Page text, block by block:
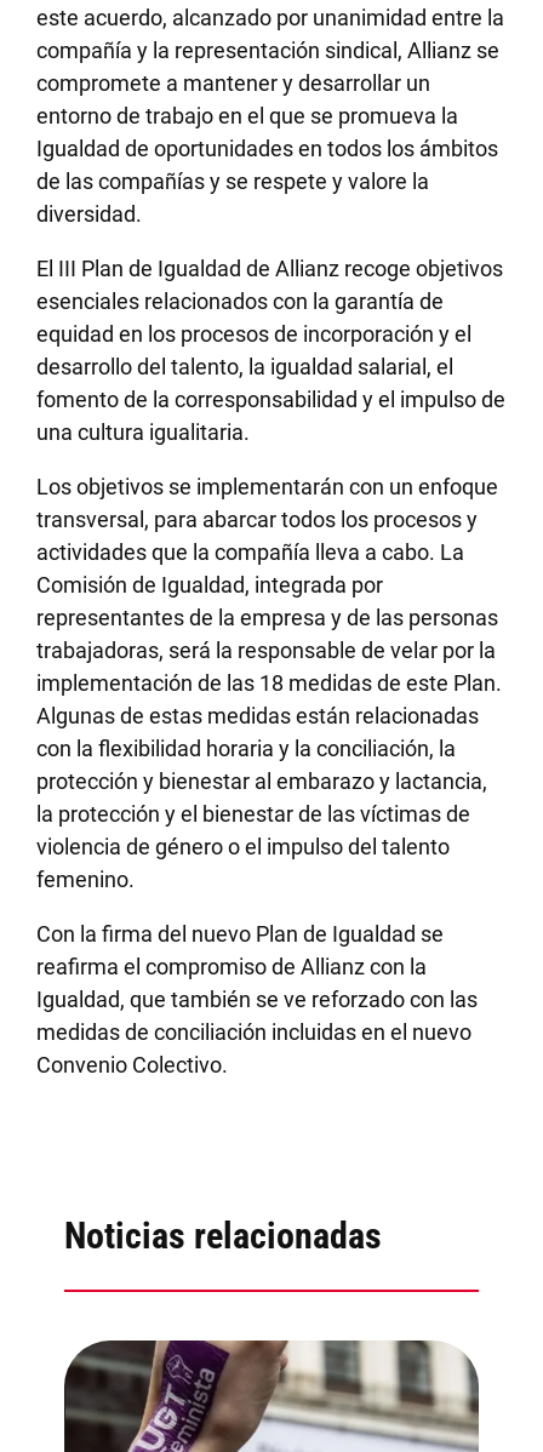
este acuerdo, alcanzado por unanimidad entre la
compañía y la representación sindical, Allianz se
compromete a mantener y desarrollar un
entorno de trabajo en el que se promueva la
Igualdad de oportunidades en todos los ámbitos
de las compañías y se respete y valore la
diversidad.
El III Plan de Igualdad de Allianz recoge objetivos
esenciales relacionados con la garantía de
equidad en los procesos de incorporación y el
desarrollo del talento, la igualdad salarial, el
fomento de la corresponsabilidad y el impulso de
una cultura igualitaria.
Los objetivos se implementarán con un enfoque
transversal, para abarcar todos los procesos y
actividades que la compañía lleva a cabo. La
Comisión de Igualdad, integrada por
representantes de la empresa y de las personas
trabajadoras, será la responsable de velar por la
implementación de las 18 medidas de este Plan.
Algunas de estas medidas están relacionadas
con la flexibilidad horaria y la conciliación, la
protección y bienestar al embarazo y lactancia,
la protección y el bienestar de las víctimas de
violencia de género o el impulso del talento
femenino.
Con la firma del nuevo Plan de Igualdad se
reafirma el compromiso de Allianz con la
Igualdad, que también se ve reforzado con las
medidas de conciliación incluidas en el nuevo
Convenio Colectivo.
Noticias relacionadas